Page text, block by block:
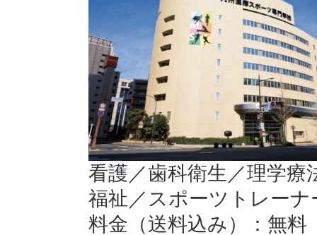
看護／歯科衛生／理学療
福祉／スポーツトレーナ
料金（送料込み）：無料